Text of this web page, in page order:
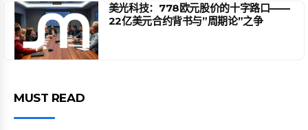
美光科技：778欧元股价的十字路口——
22亿美元合约背书与”周期论”之争
MUST READ